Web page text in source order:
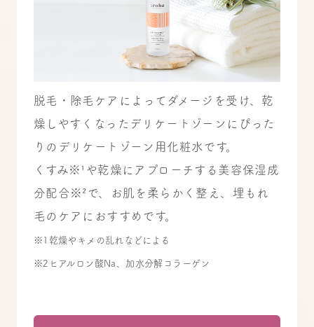
脱毛・除毛ケアによってダメージを受け、乾
燥しやすくなったデリケートゾーンにぴった
りのデリケートゾーン用化粧水です。
くすみ※¹や乾燥にアプローチする美容保湿成
分配合※²で、お肌を柔らかく整え、埋もれ
毛のケアにおすすめです。
※1乾燥やキメの乱れなどによる
※2ヒアルロン酸Na、加水分解コラーゲン